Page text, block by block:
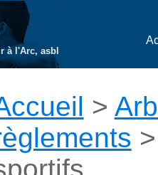
à l'Arc, asbl
>